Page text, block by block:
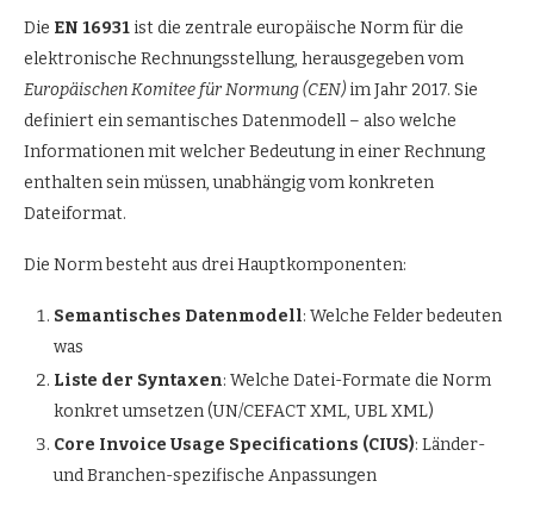
Die EN 16931 ist die zentrale europäische Norm für die
elektronische Rechnungsstellung, herausgegeben vom
Europäischen Komitee für Normung (CEN) im Jahr 2017. Sie
definiert ein semantisches Datenmodell – also welche
Informationen mit welcher Bedeutung in einer Rechnung
enthalten sein müssen, unabhängig vom konkreten
Dateiformat.
Die Norm besteht aus drei Hauptkomponenten:
Semantisches Datenmodell: Welche Felder bedeuten
was
Liste der Syntaxen: Welche Datei-Formate die Norm
konkret umsetzen (UN/CEFACT XML, UBL XML)
Core Invoice Usage Specifications (CIUS): Länder-
und Branchen-spezifische Anpassungen